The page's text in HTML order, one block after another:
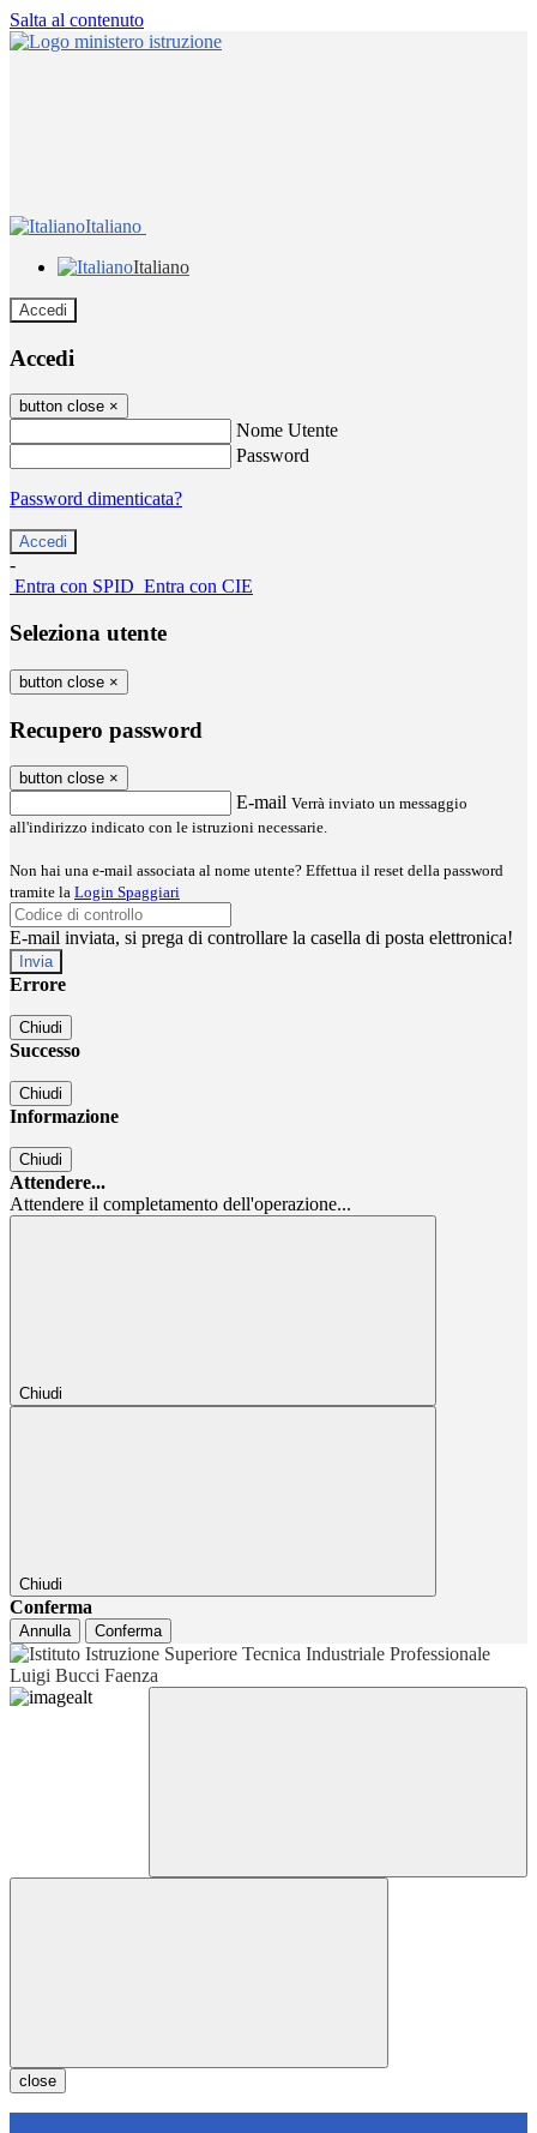
Salta al contenuto
Italiano
Italiano
Accedi
Accedi
button close ×
Nome Utente
Password
Password dimenticata?
-
Entra con SPID Entra con CIE
Seleziona utente
button close ×
Recupero password
button close ×
E-mail Verrà inviato un messaggio
all'indirizzo indicato con le istruzioni necessarie.
Non hai una e-mail associata al nome utente? Effettua il reset della password
tramite la Login Spaggiari
E-mail inviata, si prega di controllare la casella di posta elettronica!
Errore
Chiudi
Successo
Chiudi
Informazione
Chiudi
Attendere...
Attendere il completamento dell'operazione...
Chiudi
Chiudi
Conferma
Annulla Conferma
close